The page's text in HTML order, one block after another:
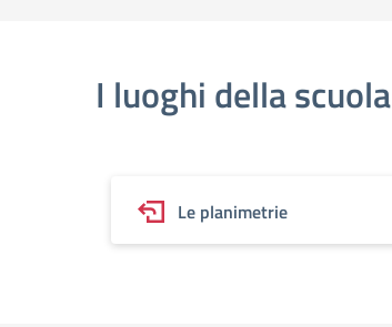
I luoghi della scuola
Le planimetrie